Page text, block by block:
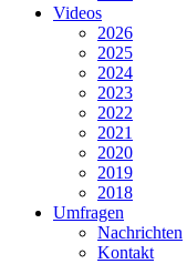
Videos
2026
2025
2024
2023
2022
2021
2020
2019
2018
Umfragen
Nachrichten
Kontakt